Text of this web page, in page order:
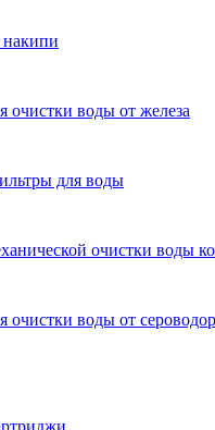
очистки воды от железа
для воды
очистки воды
очистки воды от